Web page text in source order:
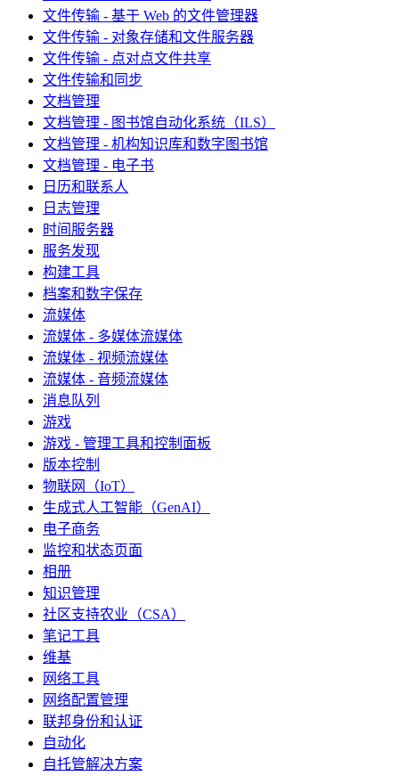
文件传输 - 基于 Web 的文件管理器
文件传输 - 对象存储和文件服务器
文件传输 - 点对点文件共享
文件传输和同步
文档管理
文档管理 - 图书馆自动化系统（ILS）
文档管理 - 机构知识库和数字图书馆
文档管理 - 电子书
日历和联系人
日志管理
时间服务器
服务发现
构建工具
档案和数字保存
流媒体
流媒体 - 多媒体流媒体
流媒体 - 视频流媒体
流媒体 - 音频流媒体
消息队列
游戏
游戏 - 管理工具和控制面板
版本控制
物联网（IoT）
生成式人工智能（GenAI）
电子商务
监控和状态页面
相册
知识管理
社区支持农业（CSA）
笔记工具
维基
网络工具
网络配置管理
联邦身份和认证
自动化
自托管解决方案